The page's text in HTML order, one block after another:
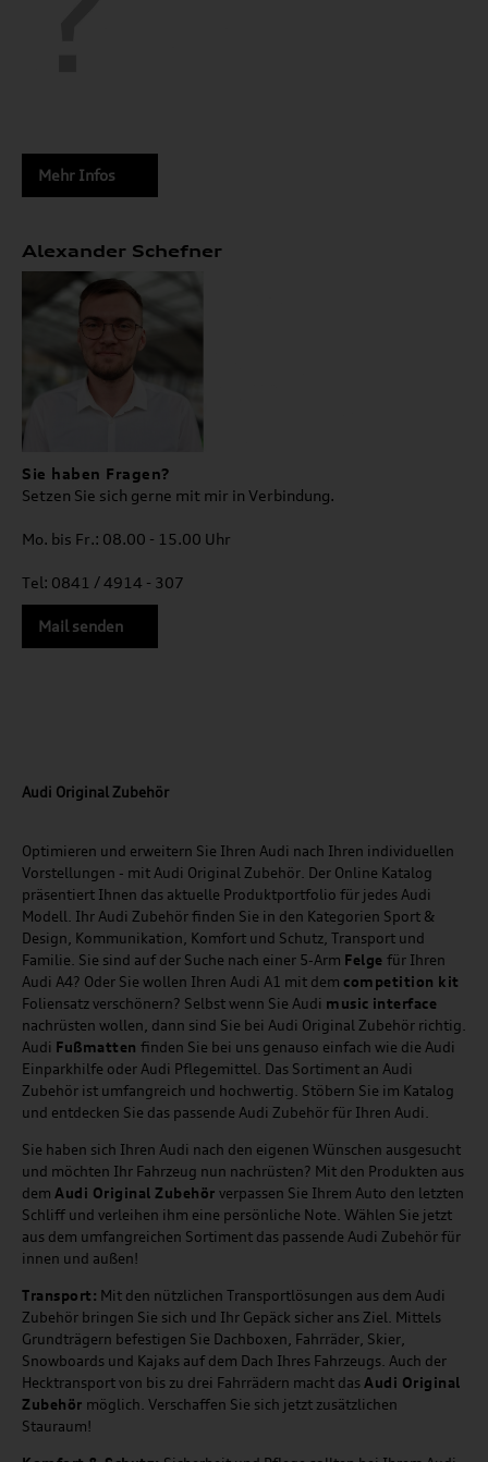
Mehr Infos
Alexander Schefner
Sie haben Fragen?
Setzen Sie sich gerne mit mir in Verbindung.
Mo. bis Fr.: 08.00 - 15.00 Uhr
Tel: 0841 / 4914 - 307
Mail senden
Audi Original Zubehör
Optimieren und erweitern Sie Ihren Audi nach Ihren individuellen
Vorstellungen - mit Audi Original Zubehör. Der Online Katalog
präsentiert Ihnen das aktuelle Produktportfolio für jedes Audi
Modell. Ihr Audi Zubehör finden Sie in den Kategorien Sport &
Design, Kommunikation, Komfort und Schutz, Transport und
Familie. Sie sind auf der Suche nach einer 5-Arm Felge für Ihren
Audi A4? Oder Sie wollen Ihren Audi A1 mit dem competition kit
Foliensatz verschönern? Selbst wenn Sie Audi music interface
nachrüsten wollen, dann sind Sie bei Audi Original Zubehör richtig.
Audi Fußmatten finden Sie bei uns genauso einfach wie die Audi
Einparkhilfe oder Audi Pflegemittel. Das Sortiment an Audi
Zubehör ist umfangreich und hochwertig. Stöbern Sie im Katalog
und entdecken Sie das passende Audi Zubehör für Ihren Audi.
Sie haben sich Ihren Audi nach den eigenen Wünschen ausgesucht
und möchten Ihr Fahrzeug nun nachrüsten? Mit den Produkten aus
dem Audi Original Zubehör verpassen Sie Ihrem Auto den letzten
Schliff und verleihen ihm eine persönliche Note. Wählen Sie jetzt
aus dem umfangreichen Sortiment das passende Audi Zubehör für
innen und außen!
Transport: Mit den nützlichen Transportlösungen aus dem Audi
Zubehör bringen Sie sich und Ihr Gepäck sicher ans Ziel. Mittels
Grundträgern befestigen Sie Dachboxen, Fahrräder, Skier,
Snowboards und Kajaks auf dem Dach Ihres Fahrzeugs. Auch der
Hecktransport von bis zu drei Fahrrädern macht dasAudi Original
Zubehör möglich. Verschaffen Sie sich jetzt zusätzlichen
Stauraum!